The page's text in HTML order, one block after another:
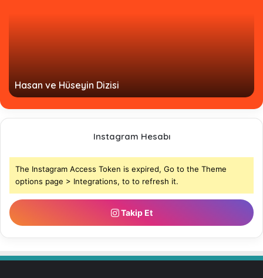
Hasan ve Hüseyin Dizisi
Instagram Hesabı
The Instagram Access Token is expired, Go to the Theme
options page > Integrations, to to refresh it.
Takip Et